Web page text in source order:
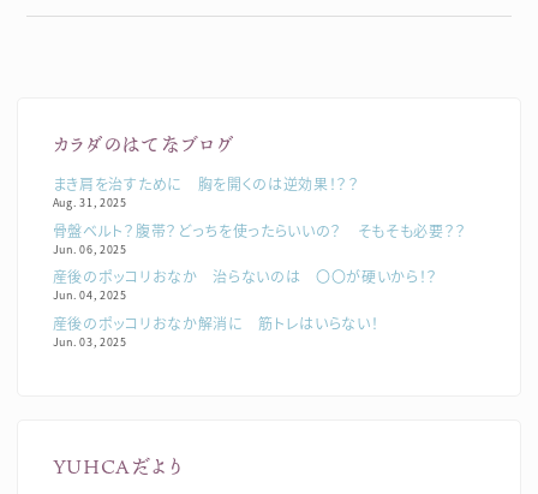
カラダのはてなブログ
まき肩を治すために 胸を開くのは逆効果！？？
Aug. 31, 2025
骨盤ベルト？腹帯？どっちを使ったらいいの？ そもそも必要？？
Jun. 06, 2025
産後のポッコリおなか 治らないのは 〇〇が硬いから！？
Jun. 04, 2025
産後のポッコリおなか解消に 筋トレはいらない！
Jun. 03, 2025
YUHCAだより